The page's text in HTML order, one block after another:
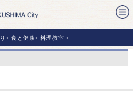
>食と健康>料理教室 >